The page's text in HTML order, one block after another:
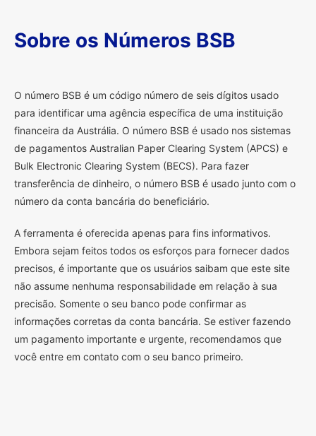
Sobre os Números BSB
O número BSB é um código número de seis dígitos usado
para identificar uma agência específica de uma instituição
financeira da Austrália. O número BSB é usado nos sistemas
de pagamentos Australian Paper Clearing System (APCS) e
Bulk Electronic Clearing System (BECS). Para fazer
transferência de dinheiro, o número BSB é usado junto com o
número da conta bancária do beneficiário.
A ferramenta é oferecida apenas para fins informativos.
Embora sejam feitos todos os esforços para fornecer dados
precisos, é importante que os usuários saibam que este site
não assume nenhuma responsabilidade em relação à sua
precisão. Somente o seu banco pode confirmar as
informações corretas da conta bancária. Se estiver fazendo
um pagamento importante e urgente, recomendamos que
você entre em contato com o seu banco primeiro.